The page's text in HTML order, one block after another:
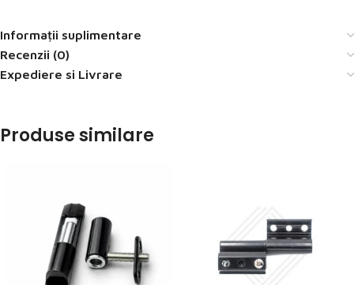
Informații suplimentare
Recenzii (0)
Expediere si Livrare
Produse similare